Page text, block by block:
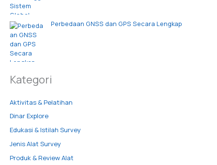
Perbedaan GNSS dan GPS Secara Lengkap
Kategori
Aktivitas & Pelatihan
Dinar Explore
Edukasi & Istilah Survey
Jenis Alat Survey
Produk & Review Alat